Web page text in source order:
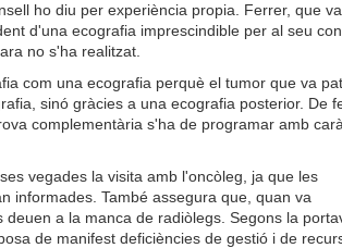
ho diu per experiència propia. Ferrer, que va
d'una ecografia imprescindible per al seu
no s'ha realitzat.
com una ecografia perquè el tumor que va
sinó gràcies a una ecografia posterior. De
complementària s'ha de programar amb
vegades la visita amb l'oncòleg, ja que les
informades. També assegura que, quan va
a la manca de radiòlegs. Segons la
de manifest deficiències de gestió i de